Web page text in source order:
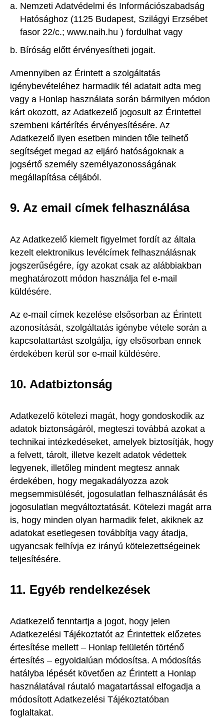
Nemzeti Adatvédelmi és Információszabadság
Hatósághoz (1125 Budapest, Szilágyi Erzsébet
fasor 22/c.; www.naih.hu ) fordulhat vagy
Bíróság előtt érvényesítheti jogait.
Amennyiben az Érintett a szolgáltatás
igénybevételéhez harmadik fél adatait adta meg
vagy a Honlap használata során bármilyen módon
kárt okozott, az Adatkezelő jogosult az Érintettel
szembeni kártérítés érvényesítésére. Az
Adatkezelő ilyen esetben minden tőle telhető
segítséget megad az eljáró hatóságoknak a
jogsértő személy személyazonosságának
megállapítása céljából.
9. Az email címek felhasználása
Az Adatkezelő kiemelt figyelmet fordít az általa
kezelt elektronikus levélcímek felhasználásnak
jogszerűségére, így azokat csak az alábbiakban
meghatározott módon használja fel e-mail
küldésére.
Az e-mail címek kezelése elsősorban az Érintett
azonosítását, szolgáltatás igénybe vétele során a
kapcsolattartást szolgálja, így elsősorban ennek
érdekében kerül sor e-mail küldésére.
10. Adatbiztonság
Adatkezelő kötelezi magát, hogy gondoskodik az
adatok biztonságáról, megteszi továbbá azokat a
technikai intézkedéseket, amelyek biztosítják, hogy
a felvett, tárolt, illetve kezelt adatok védettek
legyenek, illetőleg mindent megtesz annak
érdekében, hogy megakadályozza azok
megsemmisülését, jogosulatlan felhasználását és
jogosulatlan megváltoztatását. Kötelezi magát arra
is, hogy minden olyan harmadik felet, akiknek az
adatokat esetlegesen továbbítja vagy átadja,
ugyancsak felhívja ez irányú kötelezettségeinek
teljesítésére.
11. Egyéb rendelkezések
Adatkezelő fenntartja a jogot, hogy jelen
Adatkezelési Tájékoztatót az Érintettek előzetes
értesítése mellett – Honlap felületén történő
értesítés – egyoldalúan módosítsa. A módosítás
hatályba lépését követően az Érintett a Honlap
használatával ráutaló magatartással elfogadja a
módosított Adatkezelési Tájékoztatóban
foglaltakat.